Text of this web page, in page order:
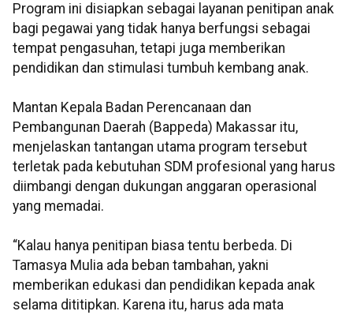
Program ini disiapkan sebagai layanan penitipan anak
bagi pegawai yang tidak hanya berfungsi sebagai
tempat pengasuhan, tetapi juga memberikan
pendidikan dan stimulasi tumbuh kembang anak.
Mantan Kepala Badan Perencanaan dan
Pembangunan Daerah (Bappeda) Makassar itu,
menjelaskan tantangan utama program tersebut
terletak pada kebutuhan SDM profesional yang harus
diimbangi dengan dukungan anggaran operasional
yang memadai.
“Kalau hanya penitipan biasa tentu berbeda. Di
Tamasya Mulia ada beban tambahan, yakni
memberikan edukasi dan pendidikan kepada anak
selama dititipkan. Karena itu, harus ada mata